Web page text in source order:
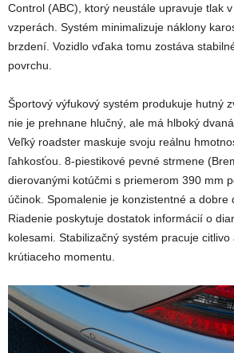
Control (ABC), ktorý neustále upravuje tlak
vzperách. Systém minimalizuje náklony
brzdení. Vozidlo vďaka tomu zostáva
povrchu.
Športový výfukový systém produkuje hutný
nie je prehnane hlučný, ale má hlboký
Veľký roadster maskuje svoju reálnu
ľahkosťou. 8-piestikové pevné strmene
dierovanými kotúčmi s priemerom 390 mm
účinok. Spomalenie je konzistentné a dobre
Riadenie poskytuje dostatok informácií o
kolesami. Stabilizačný systém pracuje
krútiaceho momentu.